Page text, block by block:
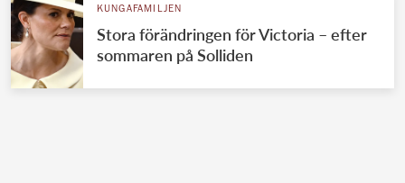
KUNGAFAMILJEN
Stora förändringen för Victoria – efter
sommaren på Solliden